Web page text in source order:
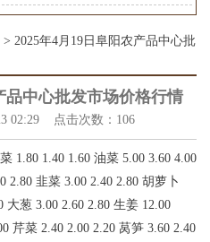
> 2025年4月19日阜阳农产品中心批
品中心批发市场价格行情
02:29 点击次数：106
1.80 1.40 1.60 油菜 5.00 3.60 4.00
2.80 韭菜 3.00 2.40 2.80 胡萝卜
大葱 3.00 2.60 2.80 生姜 12.00
芹菜 2.40 2.00 2.20 莴笋 3.60 2.40